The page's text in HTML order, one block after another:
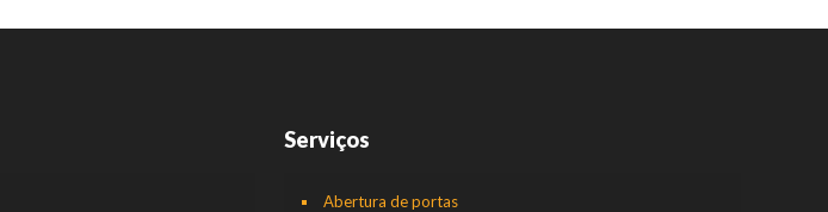
Serviços
Abertura de portas